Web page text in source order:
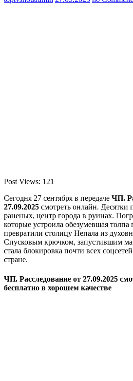
Post Views: 121
Сегодня 27 сентября в передаче ЧП.
27.09.2025 смотреть онлайн. Десятки
раненых, центр города в руинах.
которые устроила обезумевшая
превратили столицу Непала из
Спусковым крючком, запустившим
стала блокировка почти всех
стране.
ЧП. Расследование от 27.09.2025
бесплатно в хорошем качестве